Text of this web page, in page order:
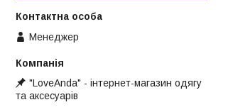
Менеджер
"LoveAnda" - інтернет-магазин одягу
та аксесуарів